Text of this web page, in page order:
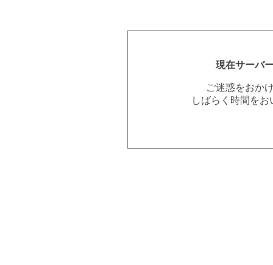
現在サーバ
ご迷惑をおか
しばらく時間を